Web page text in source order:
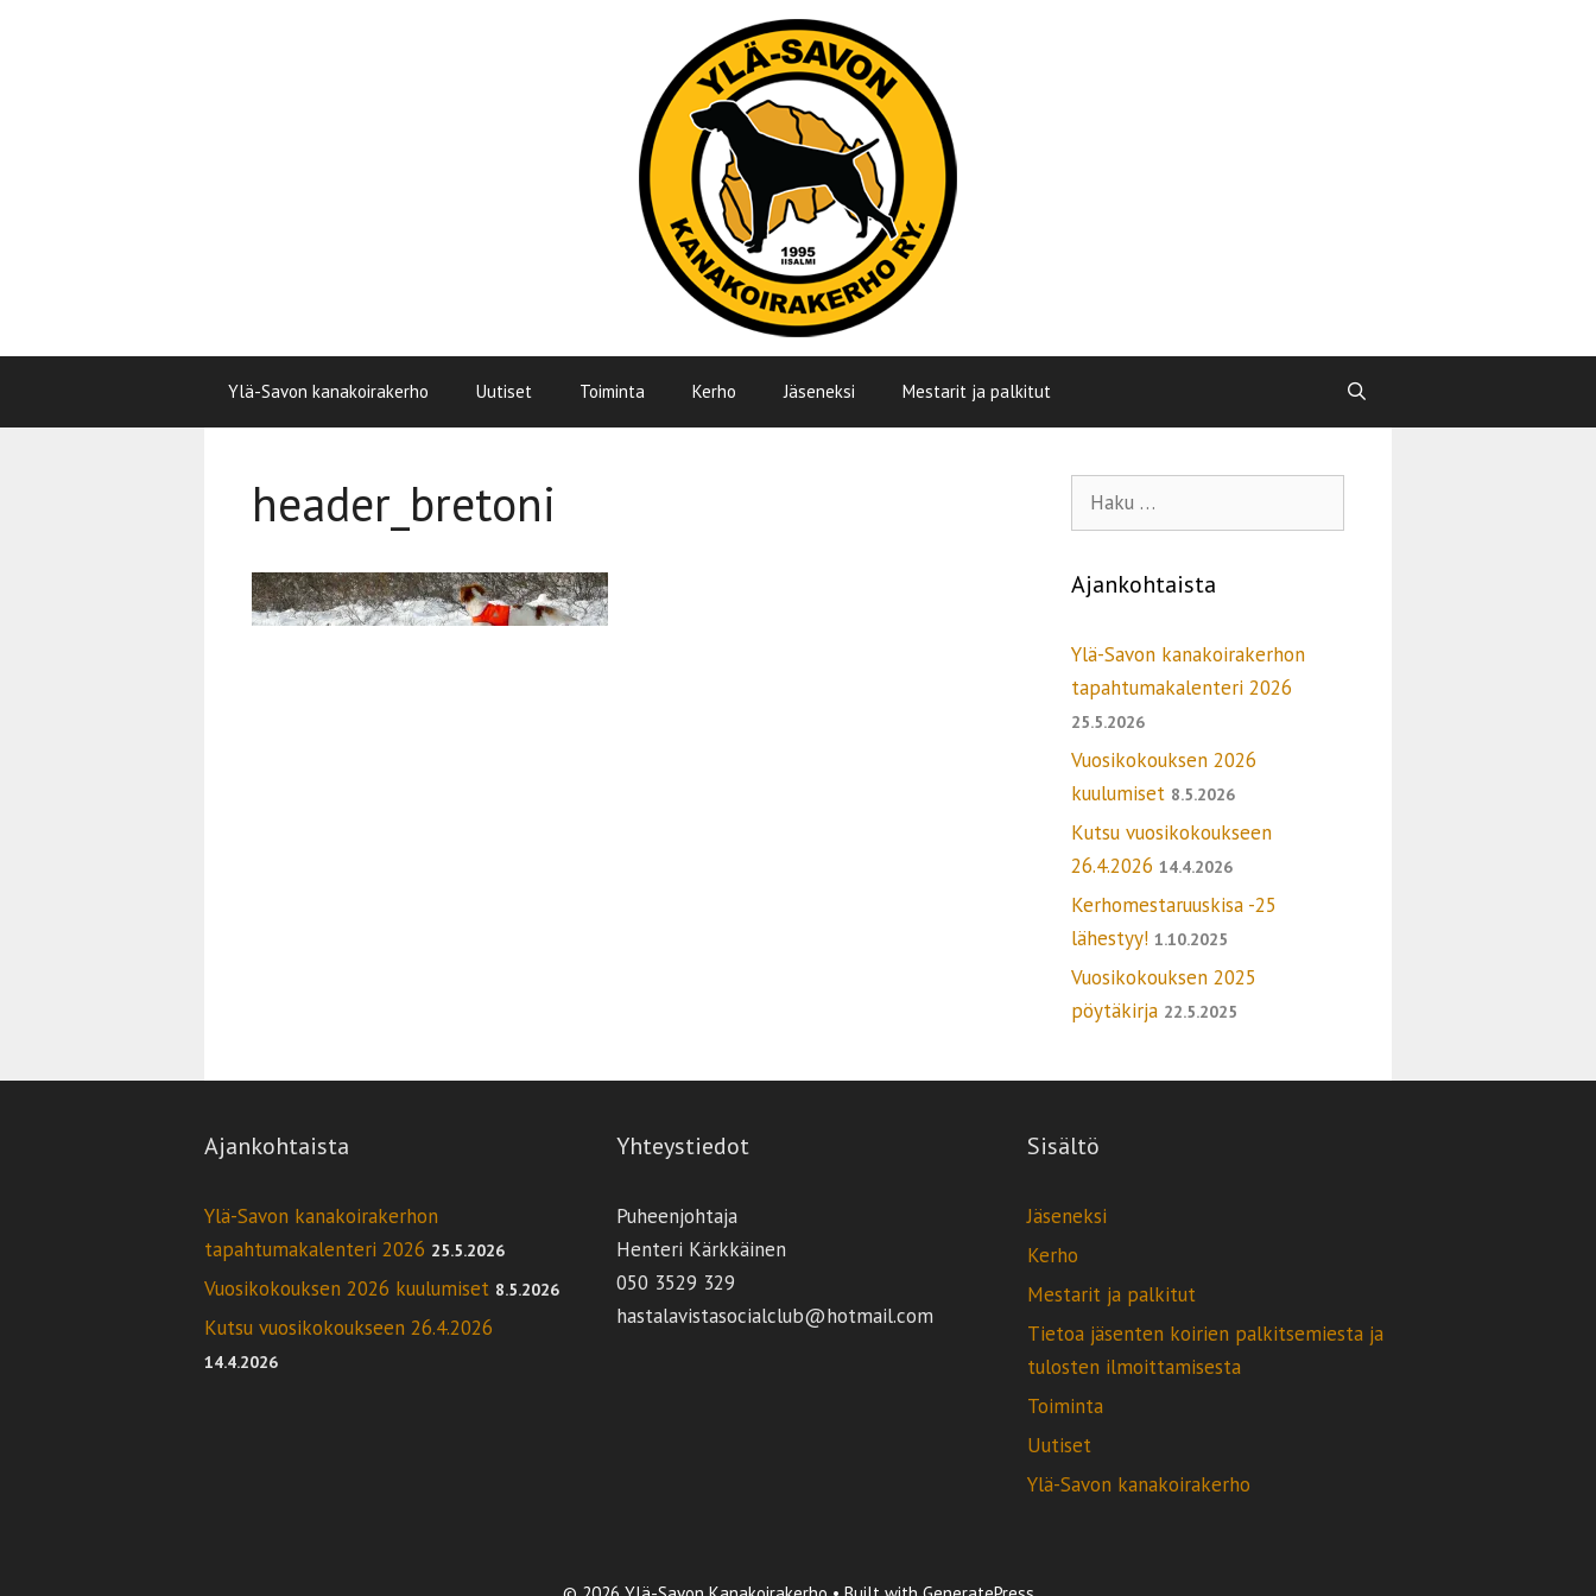
Ylä-Savon kanakoirakerho Uutiset Toiminta Kerho Jäseneksi Mestarit ja palkitut
header_bretoni Haku:
Ajankohtaista
Ylä-Savon kanakoirakerhon
tapahtumakalenteri 2026
25.5.2026
Vuosikokouksen 2026
kuulumiset 8.5.2026
Kutsu vuosikokoukseen
26.4.2026 14.4.2026
Kerhomestaruuskisa -25
lähestyy! 1.10.2025
Vuosikokouksen 2025
pöytäkirja 22.5.2025
Ajankohtaista
Ylä-Savon kanakoirakerhon
tapahtumakalenteri 2026 25.5.2026
Vuosikokouksen 2026 kuulumiset 8.5.2026
Kutsu vuosikokoukseen 26.4.2026
14.4.2026
Yhteystiedot
Puheenjohtaja
Henteri Kärkkäinen
050 3529 329
hastalavistasocialclub@hotmail.com
Sisältö
Jäseneksi
Kerho
Mestarit ja palkitut
Tietoa jäsenten koirien palkitsemiesta ja
tulosten ilmoittamisesta
Toiminta
Uutiset
Ylä-Savon kanakoirakerho